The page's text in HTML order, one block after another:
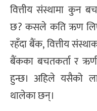
वित्तीय संस्थामा कुन
छ? कसले कति ऋण
रहँदा बैंक, वित्तीय
बैंकका बचतकर्ता र
हुन्छ। अहिले यसैको
थालेका छन्।